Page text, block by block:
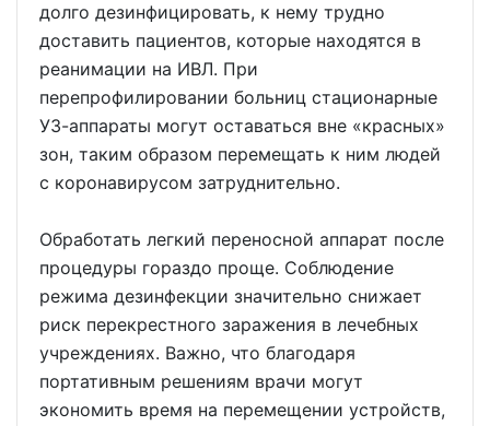
долго дезинфицировать, к нему трудно
доставить пациентов, которые находятся в
реанимации на ИВЛ. При
перепрофилировании больниц стационарные
УЗ-аппараты могут оставаться вне «красных»
зон, таким образом перемещать к ним людей
с коронавирусом затруднительно.
Обработать легкий переносной аппарат после
процедуры гораздо проще. Соблюдение
режима дезинфекции значительно снижает
риск перекрестного заражения в лечебных
учреждениях. Важно, что благодаря
портативным решениям врачи могут
экономить время на перемещении устройств,